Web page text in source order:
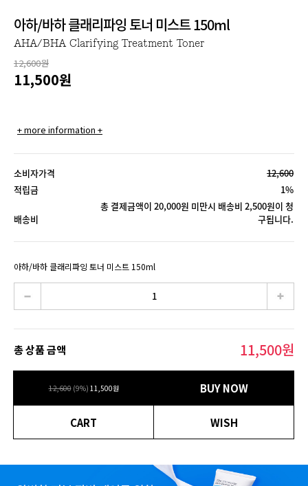
아하/바하 클래리파잉 토너 미스트 150ml
AHA/BHA Clarifying Treatment Toner
12,600원
11,500원
+ more information +
소비자가격
12,600
적립금
1%
배송비
총 결제금액이 20,000원 미만시 배송비 2,500원이 청
구됩니다.
아하/바하 클래리파잉 토너 미스트 150ml
총 상품 금액 11,500원
12,600 (9%) 11,500원 BUY NOW
CART WISH